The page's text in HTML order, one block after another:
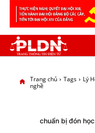
Trang chủ Tags
Lý
nghề
chuẩn bị đón